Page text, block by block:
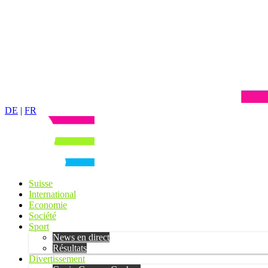
DE | FR
Suisse
International
Economie
Société
Sport
News en direct
Résultats
Divertissement